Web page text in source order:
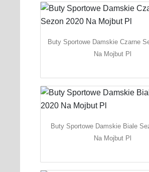
Buty Sportowe Damskie Czarne
Na Mojbut Pl
Buty Sportowe Damskie Biale
Na Mojbut Pl